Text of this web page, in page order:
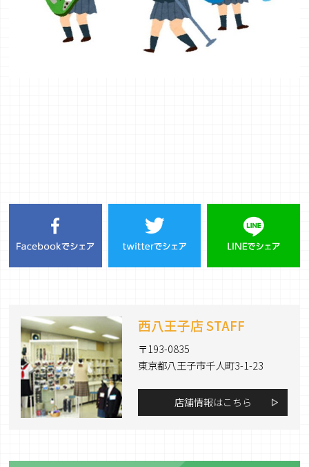
西八王子店 STAFF
〒193-0835
東京都八王子市千人町3-1-23
店舗情報はこちら